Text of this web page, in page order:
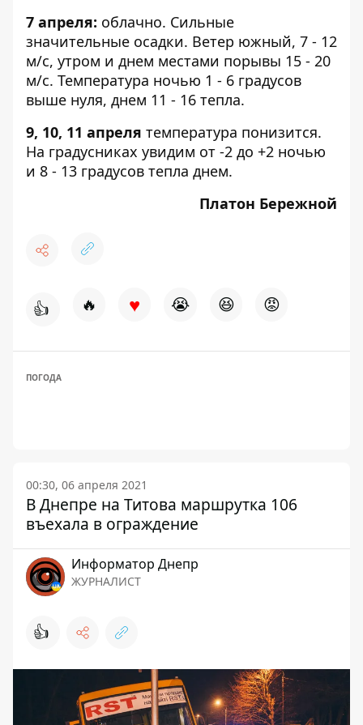
7 апреля: облачно. Сильные
значительные осадки. Ветер южный, 7 - 12
м/c, утром и днем местами порывы 15 - 20
м/с. Температура ночью 1 - 6 градусов
выше нуля, днем 11 - 16 тепла.
9, 10, 11 апреля температура понизится.
На градусниках увидим от -2 до +2 ночью
и 8 - 13 градусов тепла днем.
Платон Бережной
👍 🔥 ♥ 😭 😆 😡
ПОГОДА
00:30, 06 апреля 2021
В Днепре на Титова маршрутка 106
въехала в ограждение
Информатор Днепр
ЖУРНАЛИСТ
👍